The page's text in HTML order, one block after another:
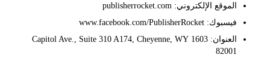
الموقع الإلكتروني: publisherrocket.com
فيسبوك: www.facebook.com/PublisherRocket
العنوان: 1603 Capitol Ave., Suite 310 A174, Cheyenne, WY